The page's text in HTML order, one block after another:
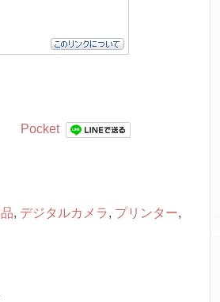
Pocket
, デジタルカメラ, プリンター,